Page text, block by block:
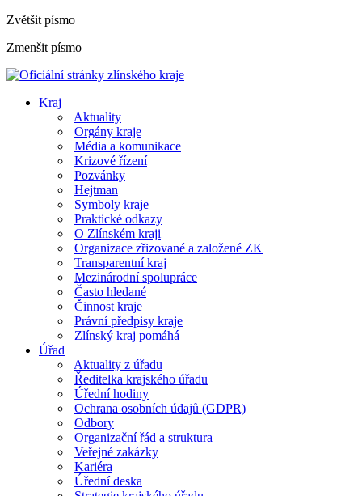
Zvětšit písmo
Zmenšit písmo
Kraj
Aktuality
Orgány kraje
Média a komunikace
Krizové řízení
Pozvánky
Hejtman
Symboly kraje
Praktické odkazy
O Zlínském kraji
Organizace zřizované a založené ZK
Transparentní kraj
Mezinárodní spolupráce
Často hledané
Činnost kraje
Právní předpisy kraje
Zlínský kraj pomáhá
Úřad
Aktuality z úřadu
Ředitelka krajského úřadu
Úřední hodiny
Ochrana osobních údajů (GDPR)
Odbory
Organizační řád a struktura
Veřejné zakázky
Kariéra
Úřední deska